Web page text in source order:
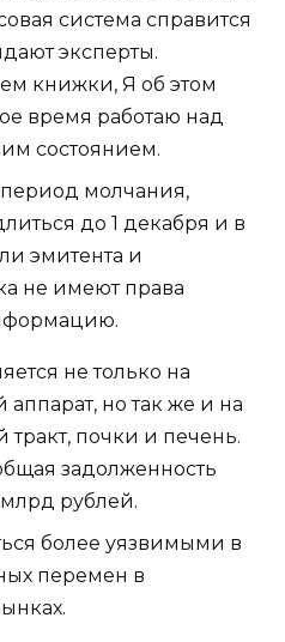
система справится
эксперты.
книжки, Я об этом
время работаю над
состоянием.
период молчания,
до 1 декабря и в
эмитента и
не имеют права
не только на
но так же и на
почки и печень.
задолженность
млрд рублей.
более уязвимыми в
перемен в